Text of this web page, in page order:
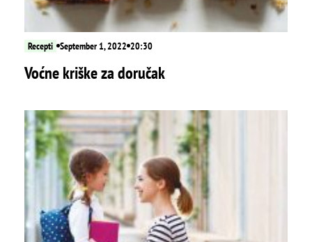
Recepti September 1, 2022 20:30
Voćne kriške za doručak